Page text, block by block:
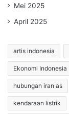
Mei 2025
April 2025
artis indonesia
Ekonomi Indonesia
hubungan iran as
kendaraan listrik